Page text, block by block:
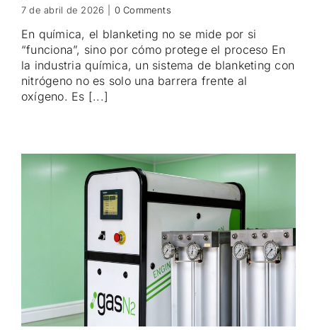
7 de abril de 2026 0 Comments
En química, el blanketing no se mide por si
“funciona”, sino por cómo protege el proceso En
la industria química, un sistema de blanketing con
nitrógeno no es solo una barrera frente al
oxígeno. Es [...]